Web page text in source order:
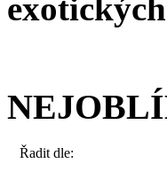
Řadit dle: